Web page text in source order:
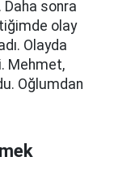
Daha sonra
olay
Olayda
Mehmet,
Oğlumdan